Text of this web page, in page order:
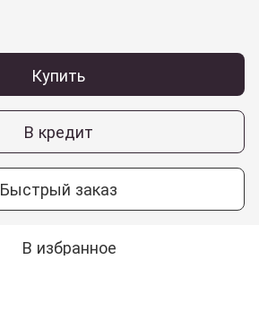
Купить
В кредит
Быстрый заказ
В избранное